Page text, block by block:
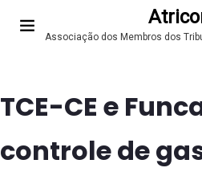
Associação dos Membros dos
TCE-CE e
controle de